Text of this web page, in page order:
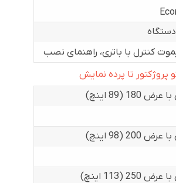
دستگاه
کنترل با باتری، راهنمای نصب
پروژکتور تا پرده نمایش
(89 اینچ)
(98 اینچ)
(113 اینچ)